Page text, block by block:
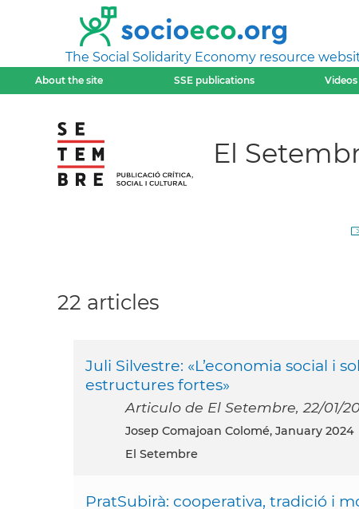
The Social Solidarity Economy resource
About the site SSE publications Videos
El
22 articles
Juli Silvestre: «L’economia social i
estructures fortes»
Articulo de El Setembre, 22/01/
Josep Comajoan Colomé, January 2024
El Setembre
PratSubirà: cooperativa, tradició i